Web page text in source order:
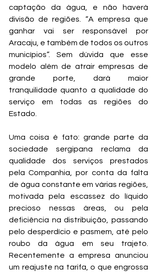
captação da água, e não haverá
divisão de regiões. “A empresa que
ganhar vai ser responsável por
Aracaju, e também de todos os outros
municípios”. Sem dúvida que esse
modelo além de atrair empresas de
grande porte, dará maior
tranquilidade quanto a qualidade do
serviço em todas as regiões do
Estado.
Uma coisa é fato: grande parte da
sociedade sergipana reclama da
qualidade dos serviços prestados
pela Companhia, por conta da falta
de água constante em várias regiões,
motivada pela escassez do líquido
precioso nessas áreas, ou pela
deficiência na distribuição, passando
pelo desperdício e pasmem, até pelo
roubo da água em seu trajeto.
Recentemente a empresa anunciou
um reajuste na tarifa, o que engrossa